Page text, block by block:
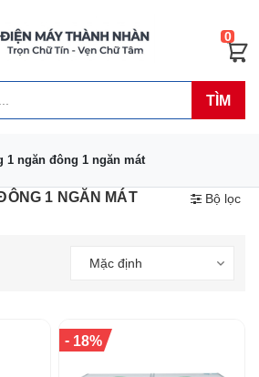
TÌM
0
1 ngăn đông 1 ngăn mát
1 NGĂN MÁT Bộ lọc
Mặc định
-18%